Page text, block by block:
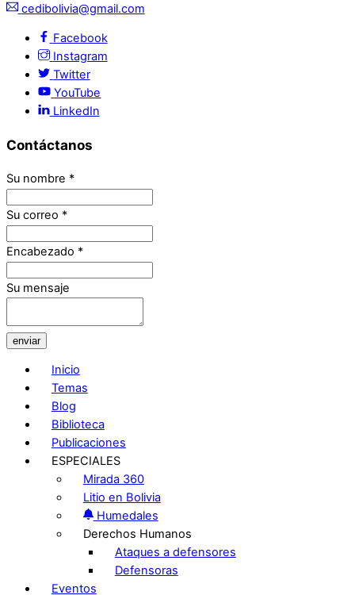
cedibolivia@gmail.com
Facebook
Instagram
Twitter
YouTube
LinkedIn
Contáctanos
Su nombre *
Su correo *
Encabezado *
Su mensaje
enviar
Inicio
Temas
Blog
Biblioteca
Publicaciones
ESPECIALES
Mirada 360
Litio en Bolivia
Humedales
Derechos Humanos
Ataques a defensores
Defensoras
Eventos